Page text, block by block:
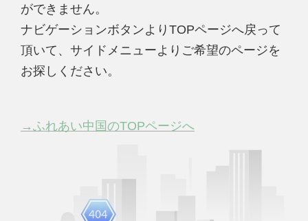
ができません。
ナビゲーションボタンよりTOPページへ戻って
頂いて、サイドメニューよりご希望のページを
お探しください。
→ふれあい中国のTOPページへ